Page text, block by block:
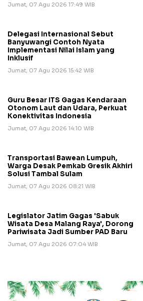
Jumat, 07 Agu 2026 17:49 WIB
Delegasi Internasional Sebut
Banyuwangi Contoh Nyata
Implementasi Nilai Islam yang
Inklusif
Jumat, 07 Agu 2026 15:42 WIB
Guru Besar ITS Gagas Kendaraan
Otonom Laut dan Udara, Perkuat
Konektivitas Indonesia
Jumat, 07 Agu 2026 14:10 WIB
Transportasi Bawean Lumpuh,
Warga Desak Pemkab Gresik Akhiri
Solusi Tambal Sulam
Jumat, 07 Agu 2026 08:21 WIB
Legislator Jatim Gagas 'Sabuk
Wisata Desa Malang Raya', Dorong
Pariwisata Jadi Sumber PAD Baru
Jumat, 07 Agu 2026 07:04 WIB